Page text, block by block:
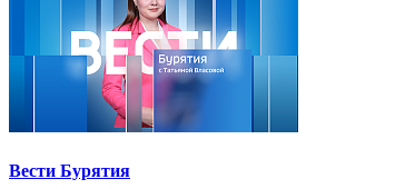
Вести Бурятия